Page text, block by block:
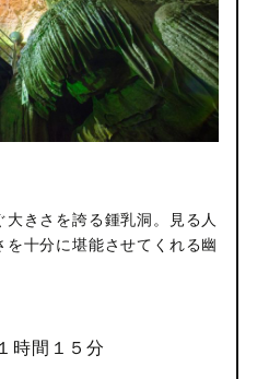
きさを誇る鍾乳洞。見る人
を十分に堪能させてくれる幽
時間１５分